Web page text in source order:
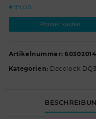
€99,00
Produkt kaufen
Artikelnummer: 60302014
Kategorien: Decolock DQ3